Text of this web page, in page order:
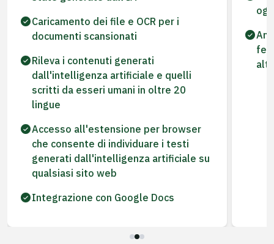
Caricamento dei file e OCR per i
documenti scansionati
Rileva i contenuti generati
dall'intelligenza artificiale e quelli
scritti da esseri umani in oltre 20
lingue
Accesso all'estensione per browser
che consente di individuare i testi
generati dall'intelligenza artificiale su
qualsiasi sito web
Integrazione con Google Docs